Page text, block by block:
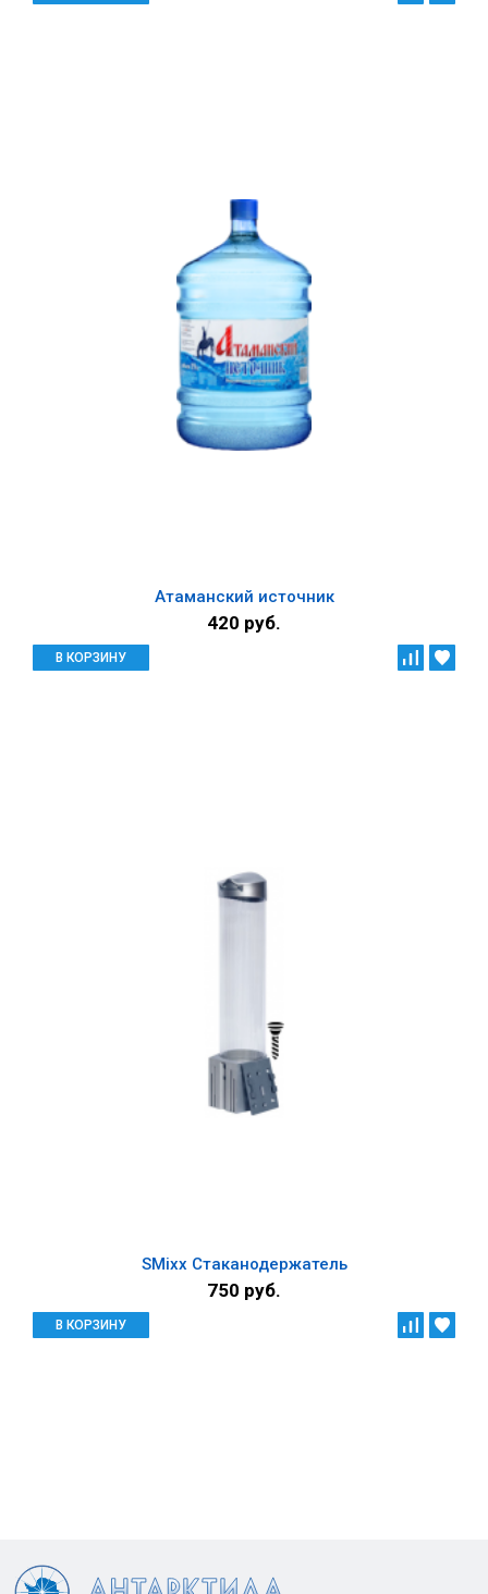
Атаманский источник
420 руб.
В КОРЗИНУ
SMixx Стаканодержатель
750 руб.
В КОРЗИНУ